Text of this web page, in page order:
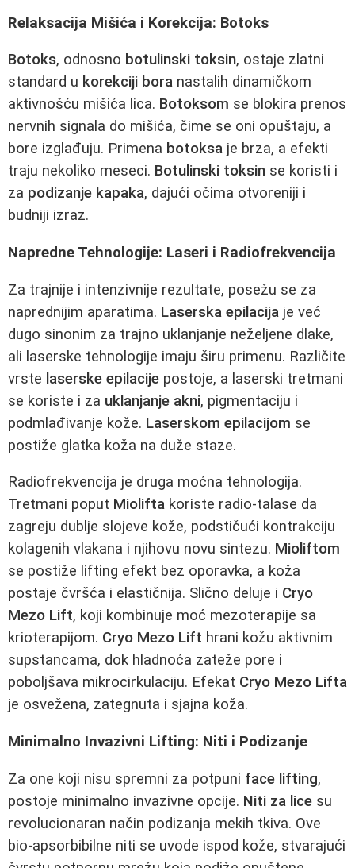
Relaksacija Mišića i Korekcija: Botoks
Botoks, odnosno botulinski toksin, ostaje zlatni
standard u korekciji bora nastalih dinamičkom
aktivnošću mišića lica. Botoksom se blokira prenos
nervnih signala do mišića, čime se oni opuštaju, a
bore izglađuju. Primena botoksa je brza, a efekti
traju nekoliko meseci. Botulinski toksin se koristi i
za podizanje kapaka, dajući očima otvoreniji i
budniji izraz.
Napredne Tehnologije: Laseri i Radiofrekvencija
Za trajnije i intenzivnije rezultate, posežu se za
naprednijim aparatima. Laserska epilacija je već
dugo sinonim za trajno uklanjanje neželjene dlake,
ali laserske tehnologije imaju širu primenu. Različite
vrste laserske epilacije postoje, a laserski tretmani
se koriste i za uklanjanje akni, pigmentaciju i
podmlađivanje kože. Laserskom epilacijom se
postiže glatka koža na duže staze.
Radiofrekvencija je druga moćna tehnologija.
Tretmani poput Miolifta koriste radio-talase da
zagreju dublje slojeve kože, podstičući kontrakciju
kolagenih vlakana i njihovu novu sintezu. Mioliftom
se postiže lifting efekt bez oporavka, a koža
postaje čvršća i elastičnija. Slično deluje i Cryo
Mezo Lift, koji kombinuje moć mezoterapije sa
krioterapijom. Cryo Mezo Lift hrani kožu aktivnim
supstancama, dok hladnoća zateže pore i
poboljšava mikrocirkulaciju. Efekat Cryo Mezo Lifta
je osvežena, zategnuta i sjajna koža.
Minimalno Invazivni Lifting: Niti i Podizanje
Za one koji nisu spremni za potpuni face lifting,
postoje minimalno invazivne opcije. Niti za lice su
revolucionaran način podizanja mekih tkiva. Ove
bio-apsorbibilne niti se uvode ispod kože, stvarajući